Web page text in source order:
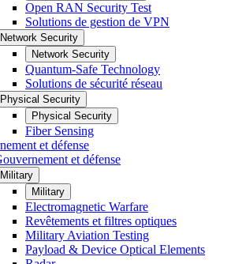
Open RAN Security Test
Solutions de gestion de VPN
Network Security
Network Security
Quantum-Safe Technology
Solutions de sécurité réseau
Physical Security
Physical Security
Fiber Sensing
et défense
et défense
Military
Military
Electromagnetic Warfare
Revêtements et filtres optiques
Military Aviation Testing
Payload & Device Optical Elements